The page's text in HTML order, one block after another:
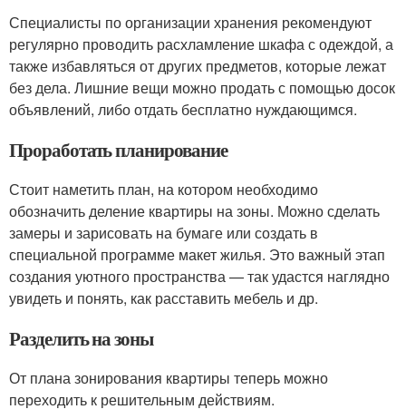
Специалисты по организации хранения рекомендуют
регулярно проводить расхламление шкафа с одеждой, а
также избавляться от других предметов, которые лежат
без дела. Лишние вещи можно продать с помощью досок
объявлений, либо отдать бесплатно нуждающимся.
Проработать планирование
Стоит наметить план, на котором необходимо
обозначить деление квартиры на зоны. Можно сделать
замеры и зарисовать на бумаге или создать в
специальной программе макет жилья. Это важный этап
создания уютного пространства — так удастся наглядно
увидеть и понять, как расставить мебель и др.
Разделить на зоны
От плана зонирования квартиры теперь можно
переходить к решительным действиям.